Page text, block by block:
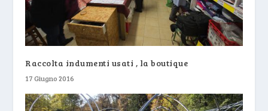
Raccolta indumenti usati , la boutique
17 Giugno 2016